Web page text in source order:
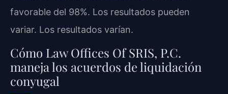
favorable del 98%. Los resultados pueden
variar. Los resultados varían.
Cómo Law Offices Of SRIS, P.C.
maneja los acuerdos de liquidación
conyugal